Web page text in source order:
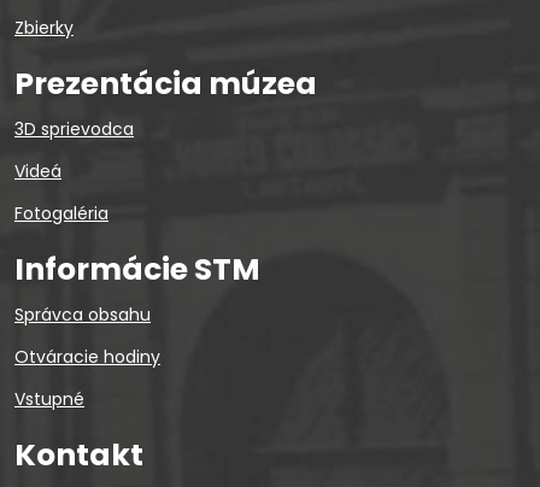
Zbierky
Prezentácia múzea
3D sprievodca
Videá
Fotogaléria
Informácie STM
Správca obsahu
Otváracie hodiny
Vstupné
Kontakt